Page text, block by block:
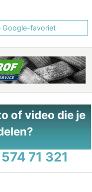
favoriet
of video die je
71 321